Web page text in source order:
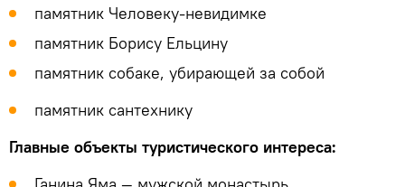
памятник Человеку-невидимке
памятник Борису Ельцину
памятник собаке, убирающей за собой
памятник сантехнику
Главные объекты туристического интереса: